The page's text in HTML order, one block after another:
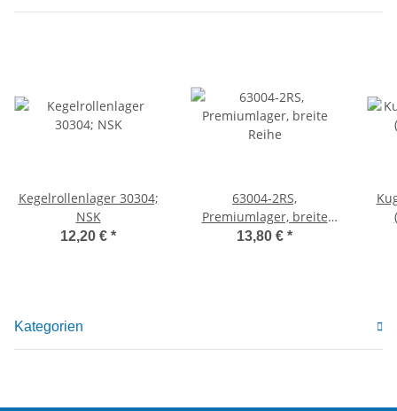
Kegelrollenlager 30304;
NSK
12,20 € *
63004-2RS,
Premiumlager, breite
Reihe
13,80 € *
Kategorien